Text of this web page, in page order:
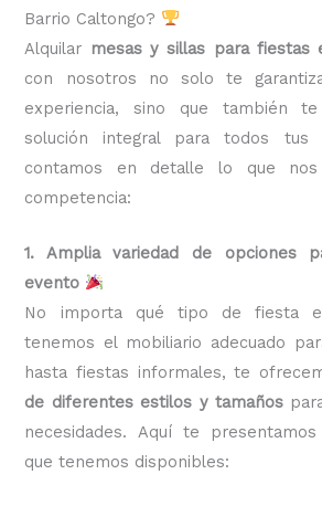
Barrio Caltongo?
Alquilar mesas y sillas para fiestas
con nosotros no solo te
experiencia, sino que también
solución integral para todos tus
contamos en detalle lo que
competencia:
1. Amplia variedad de opciones
evento
No importa qué tipo de fiesta
tenemos el mobiliario adecuado
hasta fiestas informales, te
de diferentes estilos y tamaños
necesidades. Aquí te
que tenemos disponibles: